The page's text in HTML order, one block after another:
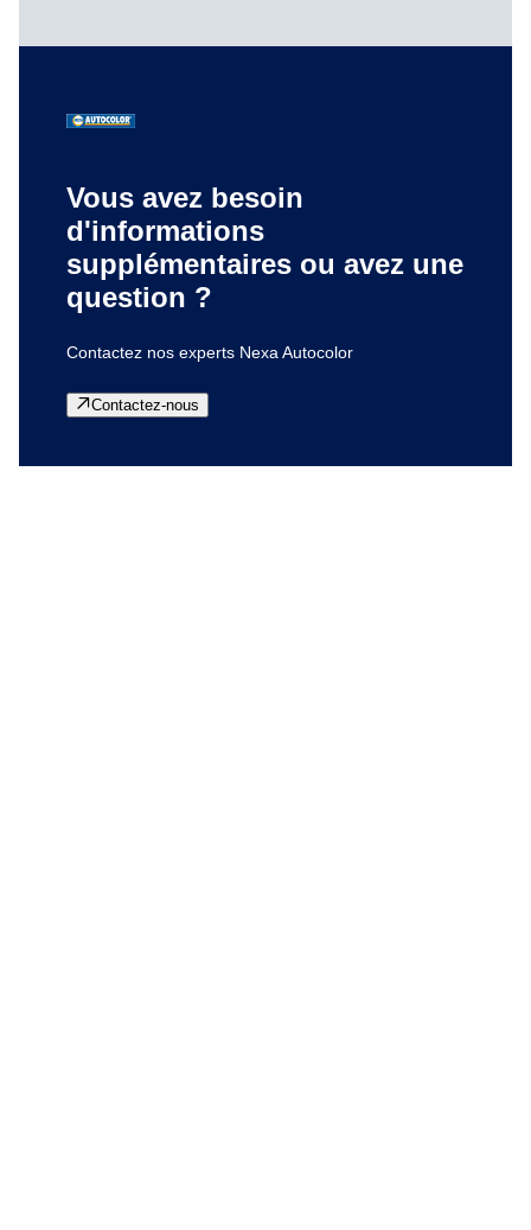
Vous avez besoin
d'informations
supplémentaires ou avez une
question ?
Contactez nos experts Nexa Autocolor
Contactez-nous